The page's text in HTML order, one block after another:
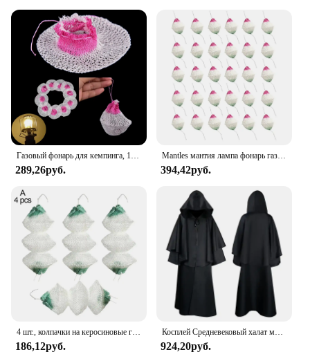
289,26руб.
Mantles мантия лампа фонарь газ пропан светильник Кемпинг керосиновый зажим парафин универсальный чехол галстук носок для походов Insta каминное топливо
394,42руб.
186,12руб.
Косплей Средневековый халат монаха Плащ Доктор чумы Хэллоуин Платье Костюм Капюшон Накидка Мантия Платье Волшебник Священник Монах Наряд
924,20руб.